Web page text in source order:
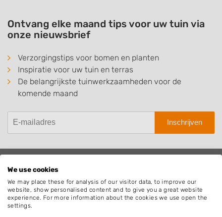
Ontvang elke maand tips voor uw tuin via
onze nieuwsbrief
Verzorgingstips voor bomen en planten
Inspiratie voor uw tuin en terras
De belangrijkste tuinwerkzaamheden voor de
komende maand
Inschrijven
Hovenier.nl
Adverteren
Algemene voorwaarden
We use cookies
We may place these for analysis of our visitor data, to improve our
website, show personalised content and to give you a great website
experience. For more information about the cookies we use open the
settings.